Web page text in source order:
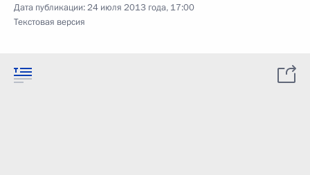
Дата публикации:24 июля 2013 года, 17:00
Текстовая версия